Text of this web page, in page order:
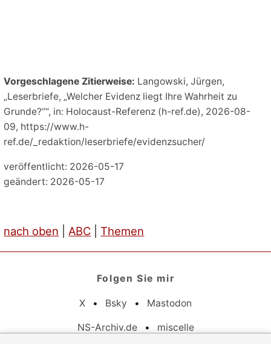
Vorgeschlagene Zitierweise: Langowski, Jürgen,
„Leserbriefe, „Welcher Evidenz liegt Ihre Wahrheit zu
Grunde?““, in: Holocaust-Referenz (h-ref.de), 2026-08-
09, https://www.h-
ref.de/_redaktion/leserbriefe/evidenzsucher/
veröffentlicht: 2026-05-17
geändert: 2026-05-17
nach oben ABC |Themen
Folgen Sie mir
X • Bsky • Mastodon
NS-Archiv.de • miscelle